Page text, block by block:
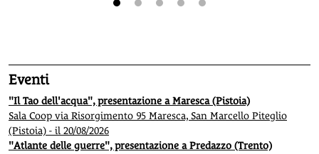
Eventi
"Il Tao dell'acqua", presentazione a Maresca (Pistoia)
Sala Coop via Risorgimento 95 Maresca, San Marcello Piteglio
(Pistoia) - il 20/08/2026
"Atlante delle guerre", presentazione a Predazzo (Trento)